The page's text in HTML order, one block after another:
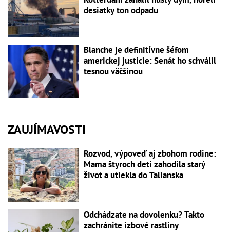
desiatky ton odpadu
Blanche je definitívne šéfom
americkej justície: Senát ho schválil
tesnou väčšinou
ZAUJÍMAVOSTI
Rozvod, výpoveď aj zbohom rodine:
Mama štyroch detí zahodila starý
život a utiekla do Talianska
Odchádzate na dovolenku? Takto
zachránite izbové rastliny